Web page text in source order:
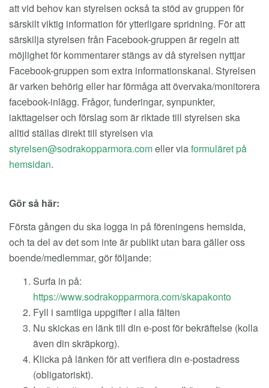
att vid behov kan styrelsen också ta stöd av gruppen för
särskilt viktig information för ytterligare spridning. För att
särskilja styrelsen från Facebook-gruppen är regeln att
möjlighet för kommentarer stängs av då styrelsen nyttjar
Facebook-gruppen som extra informationskanal. Styrelsen
är varken behörig eller har förmåga att övervaka/monitorera
facebook-inlägg. Frågor, funderingar, synpunkter,
iakttagelser och förslag som är riktade till styrelsen ska
alltid ställas direkt till styrelsen via
eller viaformuläret på
hemsidan.
Gör så här:
Första gången du ska logga in på föreningens hemsida,
och ta del av det som inte är publikt utan bara gäller oss
boende/medlemmar, gör följande:
Surfa in på:
https://www.sodrakopparmora.com/skapakonto
Fyll i samtliga uppgifter i alla fälten
Nu skickas en länk till din e-post för bekräftelse (kolla
även din skräpkorg).
Klicka på länken för att verifiera din e-postadress
(obligatoriskt).